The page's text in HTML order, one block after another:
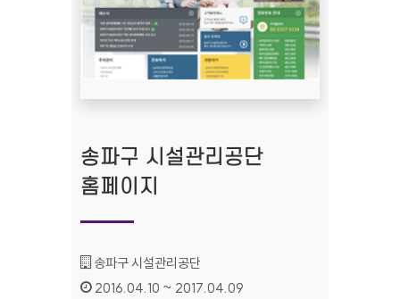
송파구 시설관리공단
홈페이지
기관명 :
송파구 시설관리공단
인증기간 :
2016.04.10 ~ 2017.04.09